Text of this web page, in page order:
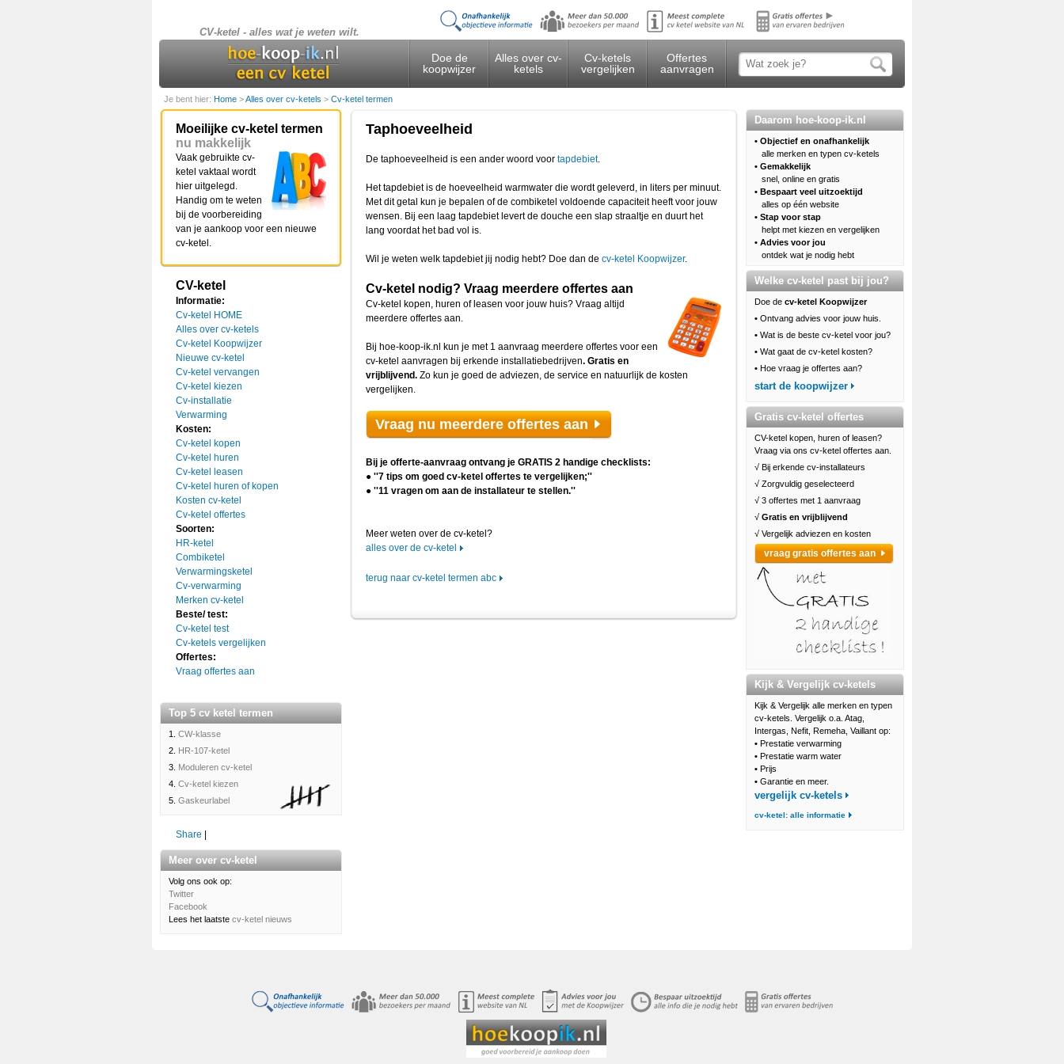
CV-ketel - alles wat je weten wilt.
Doe de
koopwijzer
Alles over cv-
ketels
Cv-ketels
vergelijken
Offertes
aanvragen
Je bent hier: Home >Alles over cv-ketels > Cv-ketel termen
Moeilijke cv-ketel termen
nu makkelijk
Vaak gebruikte cv-
ketel vaktaal wordt
hier uitgelegd.
Handig om te weten
bij de voorbereiding
van je aankoop voor een nieuwe
cv-ketel.
CV-ketel
Informatie:
Cv-ketel HOME
Alles over cv-ketels
Cv-ketel Koopwijzer
Nieuwe cv-ketel
Cv-ketel vervangen
Cv-ketel kiezen
Cv-installatie
Verwarming
Kosten:
Cv-ketel kopen
Cv-ketel huren
Cv-ketel leasen
Cv-ketel huren of kopen
Kosten cv-ketel
Cv-ketel offertes
Soorten:
HR-ketel
Combiketel
Verwarmingsketel
Cv-verwarming
Merken cv-ketel
Beste/ test:
Cv-ketel test
Cv-ketels vergelijken
Offertes:
Vraag offertes aan
Top 5 cv ketel termen
1. CW-klasse
2. HR-107-ketel
3. Moduleren cv-ketel
4. Cv-ketel kiezen
5. Gaskeurlabel
Share
Meer over cv-ketel
Volg ons ook op:
Twitter
Facebook
Lees het laatste cv-ketel nieuws
Taphoeveelheid
De taphoeveelheid is een ander woord voor tapdebiet.
Het tapdebiet is de hoeveelheid warmwater die wordt geleverd, in liters per minuut.
Met dit getal kun je bepalen of de combiketel voldoende capaciteit heeft voor jouw
wensen. Bij een laag tapdebiet levert de douche een slap straaltje en duurt het
lang voordat het bad vol is.
Wil je weten welk tapdebiet jij nodig hebt? Doe dan de cv-ketel Koopwijzer.
Cv-ketel nodig? Vraag meerdere offertes aan
Cv-ketel kopen, huren of leasen voor jouw huis? Vraag altijd
meerdere offertes aan.
Bij hoe-koop-ik.nl kun je met 1 aanvraag meerdere offertes voor een
cv-ketel aanvragen bij erkende installatiebedrijven. Gratis en
vrijblijvend. Zo kun je goed de adviezen, de service en natuurlijk de kosten
vergelijken.
Vraag nu meerdere offertes aan
Bij je offerte-aanvraag ontvang je GRATIS 2 handige checklists:
● ''7 tips om goed cv-ketel offertes te vergelijken;''
● ''11 vragen om aan de installateur te stellen.''
Meer weten over de cv-ketel?
alles over de cv-ketel
terug naar cv-ketel termen abc
Daarom hoe-koop-ik.nl
• Objectief en onafhankelijk
alle merken en typen cv-ketels
• Gemakkelijk
snel, online en gratis
• Bespaart veel uitzoektijd
alles op één website
• Stap voor stap
helpt met kiezen en vergelijken
• Advies voor jou
ontdek wat je nodig hebt
Welke cv-ketel past bij jou?
Doe de cv-ketel Koopwijzer
• Ontvang advies voor jouw huis.
• Wat is de beste cv-ketel voor jou?
• Wat gaat de cv-ketel kosten?
• Hoe vraag je offertes aan?
start de koopwijzer
Gratis cv-ketel offertes
CV-ketel kopen, huren of leasen?
Vraag via ons cv-ketel offertes aan.
√ Bij erkende cv-installateurs
√ Zorgvuldig geselecteerd
√ 3 offertes met 1 aanvraag
√ Gratis en vrijblijvend
√ Vergelijk adviezen en kosten
vraag gratis offertes aan
Kijk & Vergelijk cv-ketels
Kijk & Vergelijk alle merken en typen
cv-ketels. Vergelijk o.a. Atag,
Intergas, Nefit, Remeha, Vaillant op:
• Prestatie verwarming
• Prestatie warm water
• Prijs
• Garantie en meer.
vergelijk cv-ketels
cv-ketel: alle informatie